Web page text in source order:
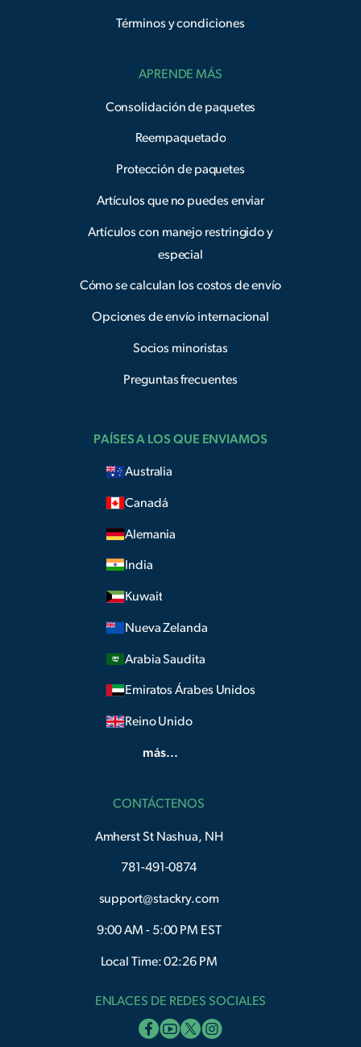
Términos y condiciones
APRENDE MÁS
Consolidación de paquetes
Reempaquetado
Protección de paquetes
Artículos que no puedes enviar
Artículos con manejo restringido y
especial
Cómo se calculan los costos de envío
Opciones de envío internacional
Socios minoristas
Preguntas frecuentes
PAÍSES A LOS QUE ENVIAMOS
Australia
Canadá
Alemania
India
Kuwait
Nueva Zelanda
Arabia Saudita
Emiratos Árabes Unidos
Reino Unido
más...
CONTÁCTENOS
Amherst St Nashua, NH
781-491-0874
support@stackry.com
9:00 AM - 5:00 PM EST
Local Time: 02:26 PM
ENLACES DE REDES SOCIALES